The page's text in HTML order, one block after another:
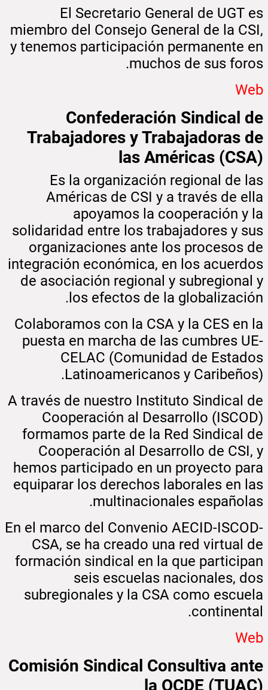
El Secretario General de UGT es
miembro del Consejo General de la CSI,
y tenemos participación permanente en
muchos de sus foros.
Web
Confederación Sindical de
Trabajadores y Trabajadoras de
las Américas (CSA)
Es la organización regional de las
Américas de CSI y a través de ella
apoyamos la cooperación y la
solidaridad entre los trabajadores y sus
organizaciones ante los procesos de
integración económica, en los acuerdos
de asociación regional y subregional y
los efectos de la globalización.
Colaboramos con la CSA y la CES en la
puesta en marcha de las cumbres UE-
CELAC (Comunidad de Estados
Latinoamericanos y Caribeños).
A través de nuestro Instituto Sindical de
Cooperación al Desarrollo (ISCOD)
formamos parte de la Red Sindical de
Cooperación al Desarrollo de CSI, y
hemos participado en un proyecto para
equiparar los derechos laborales en las
multinacionales españolas.
En el marco del Convenio AECID-ISCOD-
CSA, se ha creado una red virtual de
formación sindical en la que participan
seis escuelas nacionales, dos
subregionales y la CSA como escuela
continental.
Web
Comisión Sindical Consultiva ante
la OCDE (TUAC)